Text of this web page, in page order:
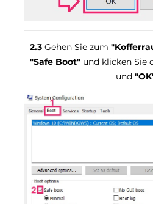
2.3 Gehen Sie zum
"Safe Boot"und klicken Sie
und